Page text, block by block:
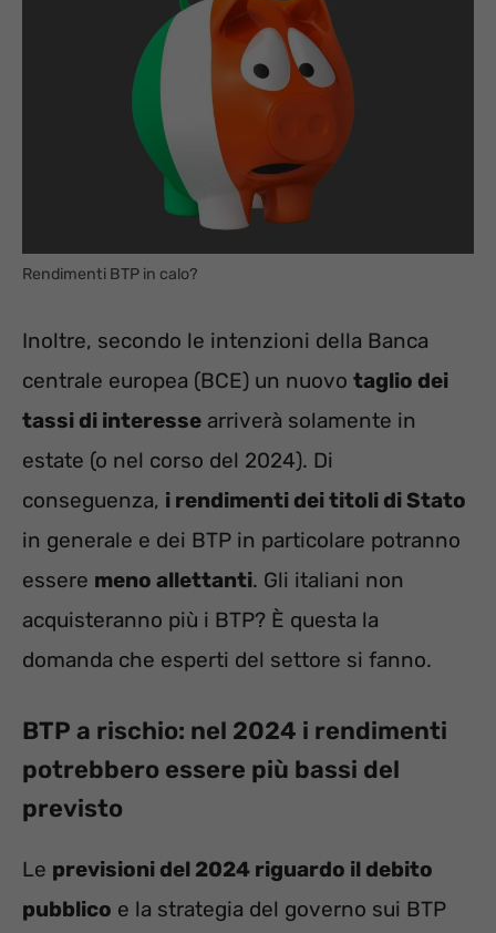
Rendimenti BTP in calo?
Inoltre, secondo le intenzioni della Banca
centrale europea (BCE) un nuovo taglio dei
tassi di interesse arriverà solamente in
estate (o nel corso del 2024). Di
conseguenza, i rendimenti dei titoli di Stato
in generale e dei BTP in particolare potranno
essere meno allettanti. Gli italiani non
acquisteranno più i BTP? È questa la
domanda che esperti del settore si fanno.
BTP a rischio: nel 2024 i rendimenti
potrebbero essere più bassi del
previsto
Le previsioni del 2024 riguardo il debito
pubblico e la strategia del governo sui BTP